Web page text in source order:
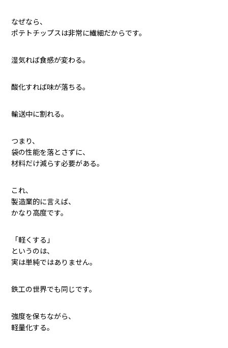
なぜなら、
ポテトチップスは非常に繊細だからです。
湿気れば食感が変わる。
酸化すれば味が落ちる。
輸送中に割れる。
つまり、
袋の性能を落とさずに、
材料だけ減らす必要がある。
これ、
製造業的に言えば、
かなり高度です。
「軽くする」
というのは、
実は単純ではありません。
鉄工の世界でも同じです。
強度を保ちながら、
軽量化する。